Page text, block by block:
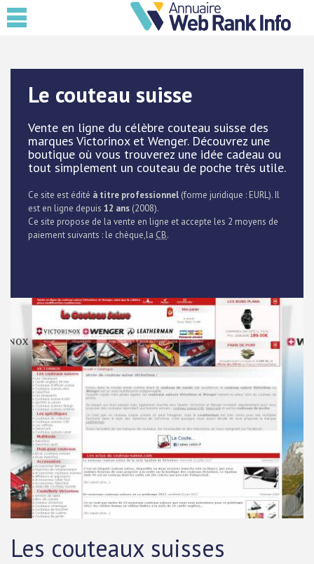
Le couteau suisse
Vente en ligne du célèbre couteau suisse des
marques Victorinox et Wenger. Découvrez une
boutique où vous trouverez une idée cadeau ou
tout simplement un couteau de poche très utile.
Ce site est édité à titre professionnel (forme juridique : EURL). Il
est en ligne depuis 12 ans (2008).
Ce site propose de la vente en ligne et accepte les 2 moyens de
paiement suivants : le chèque,la CB.
Les couteaux suisses